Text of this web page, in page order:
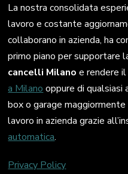
La nostra consolidata
lavoro e costante
collaborano in azienda, ha
primo piano per supportare
cancelli Milano e rendere
a Milano oppure di qualsiasi
box o garage
lavoro in azienda grazie
automatica.
Privacy Policy